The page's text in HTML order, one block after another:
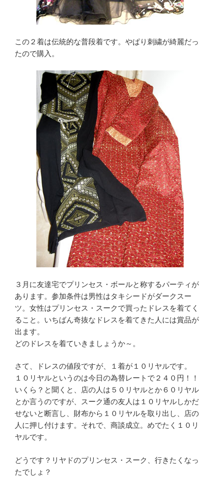
この２着は伝統的な普段着です。やぱり刺繍が綺麗だっ
たので購入。
３月に友達宅でプリンセス・ボールと称するパーティが
あります。参加条件は男性はタキシードがダークスー
ツ。女性はプリンセス・スークで買ったドレスを着てく
ること。いちばん奇抜なドレスを着てきた人には賞品が
出ます。
どのドレスを着ていきましょうか～。
さて、ドレスの値段ですが、１着が１０リヤルです。
１０リヤルというのは今日の為替レートで２４０円！！
いくら？と聞くと、店の人は５０リヤルとか６０リヤル
とか言うのですが、スーク通の友人は１０リヤルしかだ
せないと断言し、財布から１０リヤルを取り出し、店の
人に押し付けます。それで、商談成立。めでたく１０リ
ヤルです。
どうです？リヤドのプリンセス・スーク、行きたくなっ
たでしょ？